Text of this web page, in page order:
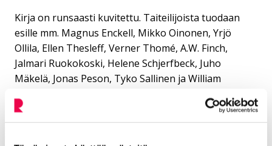
Kirja on runsaasti kuvitettu. Taiteilijoista tuodaan
esille mm. Magnus Enckell, Mikko Oinonen, Yrjö
Ollila, Ellen Thesleff, Verner Thomé, A.W. Finch,
Jalmari Ruokokoski, Helene Schjerfbeck, Juho
Mäkelä, Jonas Peson, Tyko Sallinen ja William
ohella.